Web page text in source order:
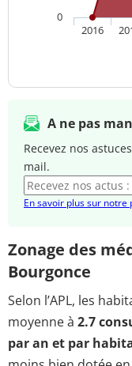
2016
0
A ne pas
Recevez nos
mail.
En savoir plus sur
Zonage des
Bourgonce
Selon l’APL, les
moyenne à 2.7
par an et par